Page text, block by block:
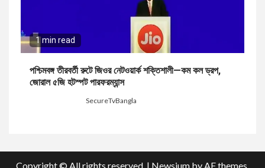
1 min read
পশ্চিমবঙ্গ তীরবর্তী রুটে জিওর নেটওয়ার্ক শক্তিশালী—কম কল ড্রপ,
জোরাল ৫জি হটস্পট পারফরম্যান্স
SecureTvBangla
Copyright © All rights reserved. | Newsium by AF themes.